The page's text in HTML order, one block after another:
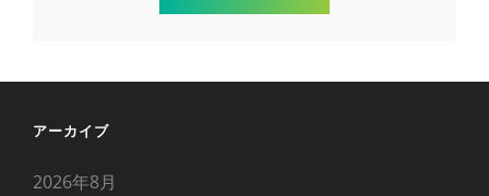
アーカイブ
2026年8月